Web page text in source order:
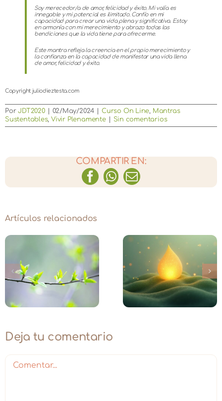
Soy merecedor/a de amor, felicidad y éxito. Mi valía es
innegable y mi potencial es ilimitado. Confío en mi
capacidad para crear una vida plena y significativa. Estoy
en armonía con mi merecimiento y abrazo todas las
bendiciones que la vida tiene para ofrecerme.
Este mantra refleja la creencia en el propio merecimiento y
la confianza en la capacidad de manifestar una vida llena
de amor, felicidad y éxito.
Copyright juliodieztesta.com
PorJDT2020 02/May/2024 Curso On Line, Mantras
Sustentables,Vivir Plenamente Sin comentarios
COMPARTIR EN:
Facebook
WhatsApp
Correo
Artículos relacionados
Diciembre: La
semilla de un
nuevo comienzo
The
Day · Edición
de Muertos
Deja tu comentario
Comentar